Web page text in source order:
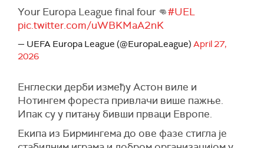
Your Europa League final four 👊#UEL
pic.twitter.com/uWBKMaA2nK
— UEFA Europa League (@EuropaLeague) April 27,
2026
Енглески дерби између Астон виле и
Нотингем фореста привлачи више пажње.
Ипак су у питању бивши прваци Европе.
Екипа из Бирмингема до ове фазе стигла је